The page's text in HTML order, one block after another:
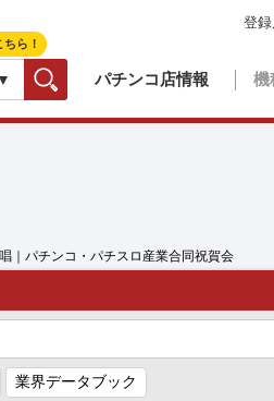
パチンコ店情報 機
登
ら！
｜パチンコ・パチスロ産業合同祝賀会
業界データブック